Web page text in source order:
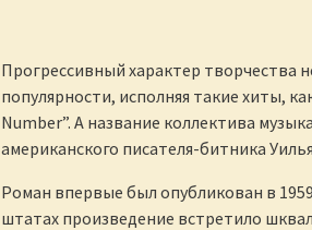
Прогрессивный характер творчества
популярности, исполняя такие хиты,
Number”. А название коллектива
американского писателя-битника
Роман впервые был опубликован в
штатах произведение встретило